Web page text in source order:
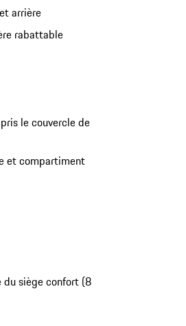
arrière
rabattable
le couvercle de
et compartiment
du siège confort (8